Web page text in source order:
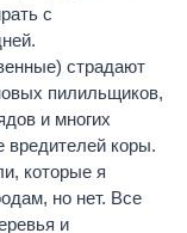
с
страдают
пилильщиков,
и многих
вредителей коры.
которые я
но нет. Все
и